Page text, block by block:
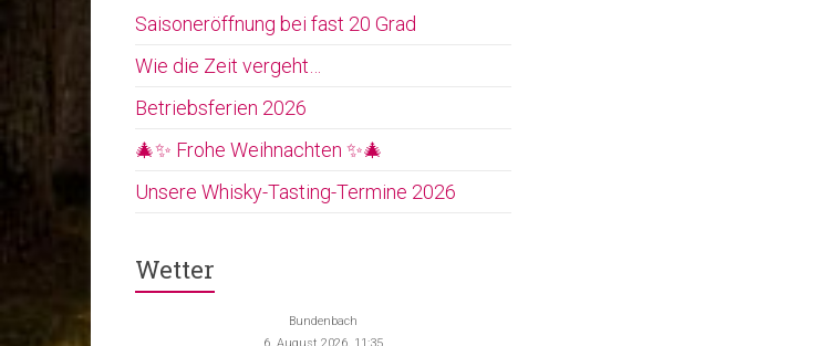
Saisoneröffnung bei fast 20 Grad
Wie die Zeit vergeht…
Betriebsferien 2026
🎄✨ Frohe Weihnachten ✨🎄
Unsere Whisky-Tasting-Termine 2026
Wetter
Bundenbach